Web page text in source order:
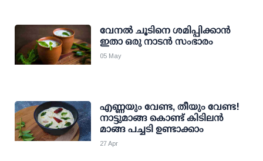
വേനല്‍ ചൂടിനെ ശമിപ്പിക്കാന്‍
ഇതാ ഒരു നാടന്‍ സംഭാരം
05 May
എണ്ണയും വേണ്ട, തീയും വേണ്ട!
നാട്ടുമാങ്ങ കൊണ്ട് കിടിലന്‍
മാങ്ങ പച്ചടി ഉണ്ടാക്കാം
27 Apr